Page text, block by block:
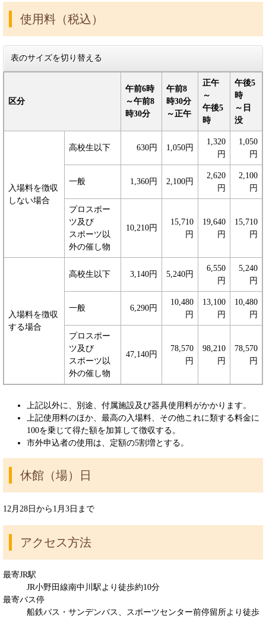
使用料（税込）
表のサイズを切り替える
区分
午前6時
～午前8
時30分
午前8
時30分
～正午
正午
～
午後5
時
午後5
時
～日
没
入場料を徴収
しない場合
高校生以下 630円 1,050円
1,320
円
1,050
円
一般 1,360円 2,100円
2,620
円
2,100
円
プロスポー
ツ及び
スポーツ以
外の催し物
10,210円
15,710
円
19,640
円
15,710
円
入場料を徴収
する場合
高校生以下 3,140円 5,240円
6,550
円
5,240
円
一般 6,290円
10,480
円
13,100
円
10,480
円
プロスポー
ツ及び
スポーツ以
外の催し物
47,140円
78,570
円
98,210
円
78,570
円
上記以外に、別途、付属施設及び器具使用料がかかります。
上記使用料のほか、最高の入場料、その他これに類する料金に
100を乗じて得た額を加算して徴収する。
市外申込者の使用は、定額の5割増とする。
休館（場）日
12月28日から1月3日まで
アクセス方法
最寄JR駅
JR小野田線南中川駅より徒歩約10分
最寄バス停
船鉄バス・サンデンバス、スポーツセンター前停留所より徒歩